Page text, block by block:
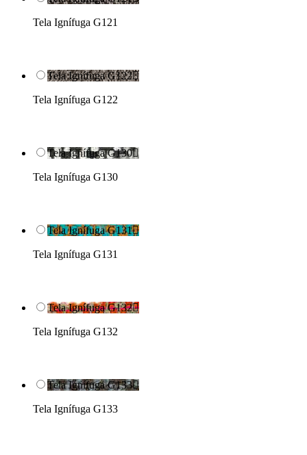
Tela Ignífuga G121
Tela Ignífuga G122
Tela Ignífuga G122
Tela Ignífuga G130
Tela Ignífuga G130
Tela Ignífuga G131
Tela Ignífuga G131
Tela Ignífuga G132
Tela Ignífuga G132
Tela Ignífuga G133
Tela Ignífuga G133